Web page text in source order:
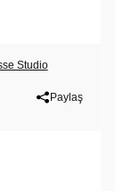
Studio
Paylaş